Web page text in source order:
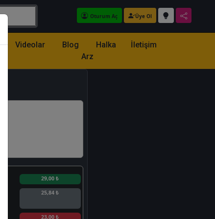
Oturum Aç Üye Ol
Videolar Blog
Halka
Arz
İletişim
29,00 ₺
25,84 ₺
23,00 ₺